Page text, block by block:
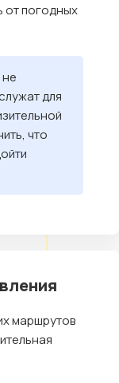
от погодных
для
что
маршрутов